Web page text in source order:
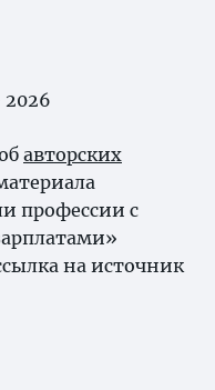
авторских
профессии с
на источник